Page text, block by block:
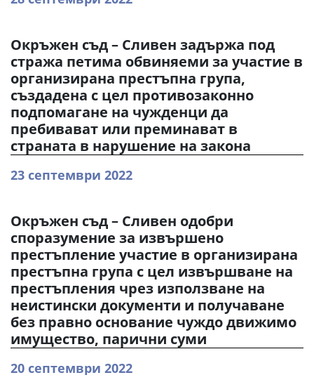
Окръжен съд – Сливен задържа под
стража петима обвиняеми за участие в
организирана престъпна група,
създадена с цел противозаконно
подпомагане на чужденци да
пребивават или преминават в
страната в нарушение на закона
23 септември 2022
Окръжен съд – Сливен одобри
споразумение за извършено
престъпление участие в организирана
престъпна група с цел извършване на
престъпления чрез използване на
неистински документи и получаване
без правно основание чуждо движимо
имущество, парични суми
20 септември 2022